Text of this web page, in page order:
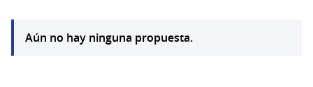
Aún no hay ninguna propuesta.